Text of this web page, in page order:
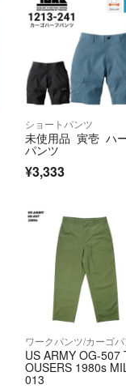
ショートパンツ
未使用品 寅壱 ハ
パンツ
¥3,333
ワークパンツ/カーゴ
US ARMY OG-507
OUSERS 1980s
013